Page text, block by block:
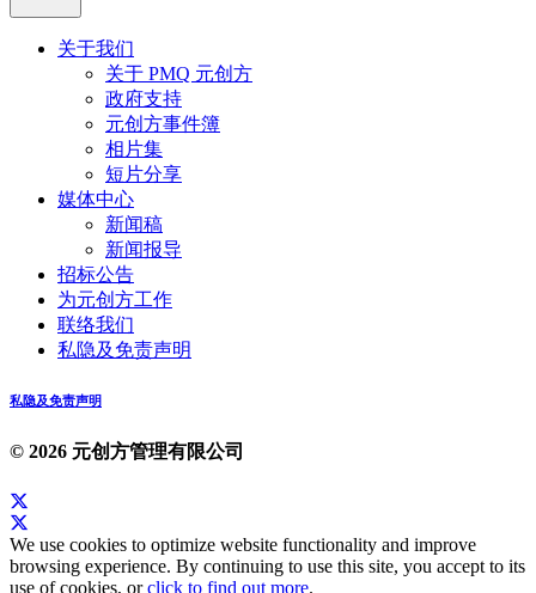
关于我们
关于 PMQ 元创方
政府支持
元创方事件簿
相片集
短片分享
媒体中心
新闻稿
新闻报导
招标公告
为元创方工作
联络我们
私隐及免责声明
私隐及免责声明
© 2026 元创方管理有限公司
We use cookies to optimize website functionality and improve
browsing experience. By continuing to use this site, you accept to its
use of cookies, orclick to find out more.